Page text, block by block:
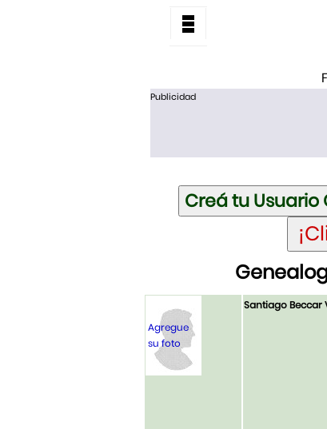
Publicidad
Agregue
su foto
Santiago Beccar